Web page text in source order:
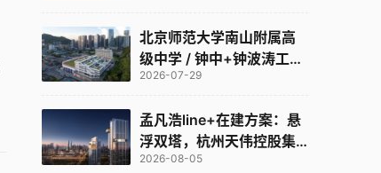
北京师范大学南山附属高
级中学 / 钟中+钟波涛工作
室
2026-07-29
孟凡浩line+在建方案：悬
浮双塔，杭州天伟控股集
团总部
2026-08-05